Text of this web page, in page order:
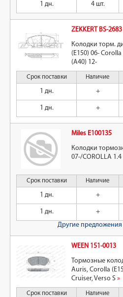
1 дн. 4 шт.
ZEKKERT BS-2683
Колодки торм.
(E150) 06- Corolla
(A40) 12-
Срок поставки Наличие
1 дн. +
1 дн. +
Miles E100135
Колодки
07-/COROLLA
Срок поставки Наличие
1 дн. +
1 дн. +
Другие предложения
WEEN 151-0013
Тормозные
Auris, Corolla
Cruiser, Verso S »
Срок поставки Наличие